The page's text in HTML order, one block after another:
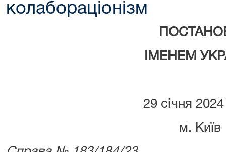
колабораціонізм
ІМЕНЕМ
29 січня
м. Київ